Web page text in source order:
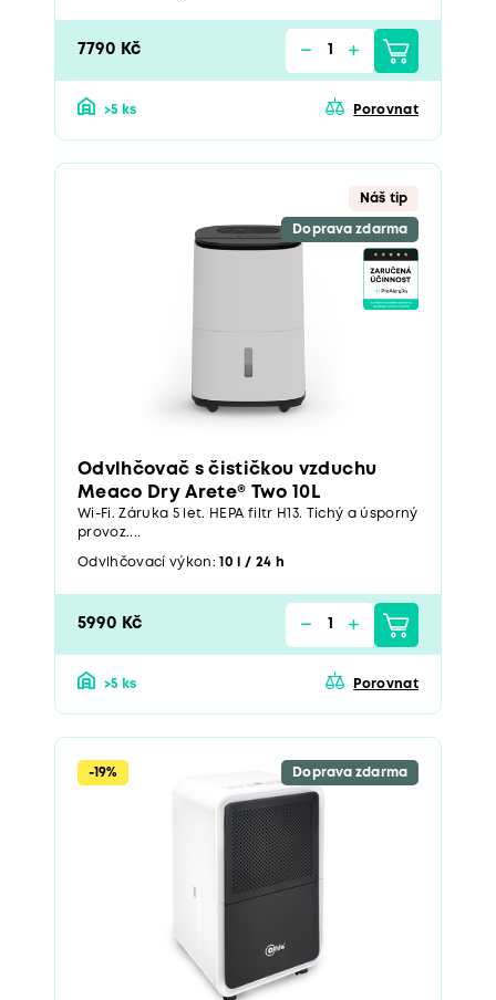
7790 Kč
>5 ks Porovnat
Náš tip
Doprava zdarma
Odvlhčovač s čističkou vzduchu
Meaco Dry Arete® Two 10L
Wi-Fi. Záruka 5 let. HEPA filtr H13. Tichý a úsporný
provoz....
Odvlhčovací výkon:10 l / 24 h
5990 Kč
>5 ks Porovnat
-19% Doprava zdarma